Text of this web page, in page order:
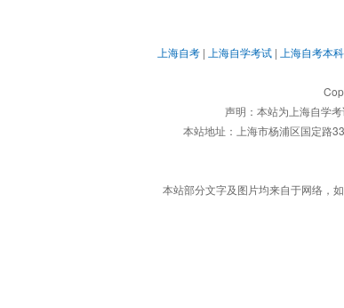
上海自考| 上海自学考试| 上海自考本科
声明：本站为上海自学
本站地址：上海市杨浦区国定路
本站部分文字及图片均来自于网络，